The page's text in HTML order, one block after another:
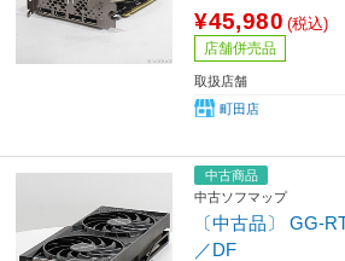
¥45,980 (税込)
店舗併売品
取扱店舗
町田店
中古商品
中古ソフマップ
〔中古品〕 GG-
／DF